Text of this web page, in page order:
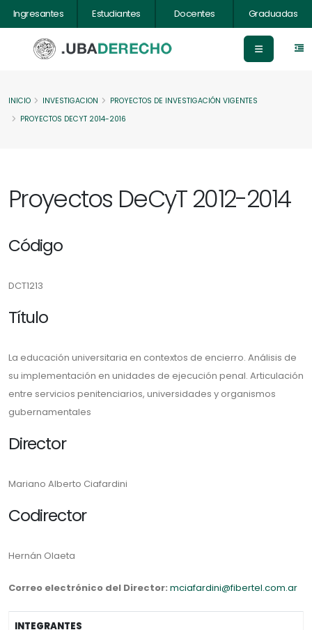
Ingresantes Estudiantes Docentes Graduadas
INICIO INVESTIGACION
PROYECTOS DE INVESTIGACIÓN VIGENTES
PROYECTOS DECYT 2014-2016
Proyectos DeCyT 2012-2014
Código
DCT1213
Título
La educación universitaria en contextos de encierro. Análisis de
su implementación en unidades de ejecución penal. Articulación
entre servicios penitenciarios, universidades y organismos
gubernamentales
Director
Mariano Alberto Ciafardini
Codirector
Hernán Olaeta
Correo electrónico del Director: mciafardini@fibertel.com.ar
INTEGRANTES